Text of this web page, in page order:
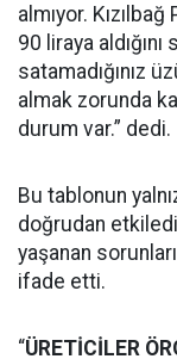
almıyor. Kızılbağ
90 liraya
satamadığınız
almak zorunda
durum var.” dedi.
Bu tablonun
doğrudan
yaşanan
ifade etti.
“ÜRETİCİLER